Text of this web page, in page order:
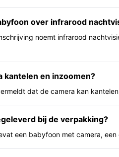
voordelen
hebben praktisch nut tijdens
nachtvisie: je houdt zicht op
geluidsactivatie plus
zonder voortdurend te
visuele controle willen in
hun kindje en huishoudens
over infrarood
noemt infrarood
kantelen en inzoomen?
dat de camera kan
bij de verpakking?
een babyfoon met camera,